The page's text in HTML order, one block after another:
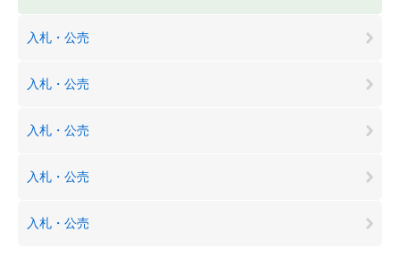
入札・公売
入札・公売
入札・公売
入札・公売
入札・公売